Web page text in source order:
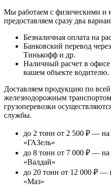
Мы работаем с физическими
предоставляем сразу два
Безналичная оплата на
Банковский перевод
Тинькофф и др.
Наличный расчет в
вашем объекте водителю.
Доставляем продукцию по
железнодорожным
грузоперевозки
службы.
до 2 тонн от 2 500 ₽ — на
«ГАЗель»
до 8 тонн от 7 000 ₽ — на
«Валдай»
до 20 тонн от 12 000 ₽ —
«Маз»